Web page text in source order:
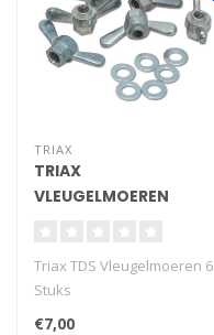
TRIAX
TRIAX
VLEUGELMOEREN
Triax TDS Vleugelmoeren 6
Stuks
€7,00